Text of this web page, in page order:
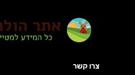
צרו קשר